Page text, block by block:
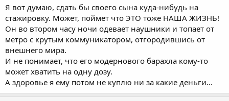
Я вот думаю, сдать бы своего сына куда-нибудь на
стажировку. Может, поймет что ЭТО тоже НАША ЖИЗНЬ!
Он во втором часу ночи одевает наушники и топает от
метро с крутым коммуникатором, отгородившись от
внешнего мира.
И не понимает, что его модернового барахла кому-то
может хватить на одну дозу.
А здоровье я ему потом не куплю ни за какие деньги...